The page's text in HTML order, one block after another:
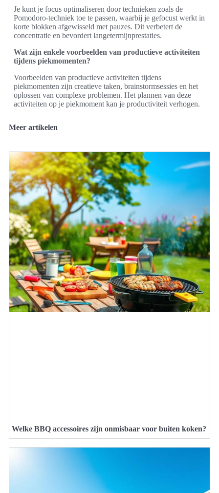
Je kunt je focus optimaliseren door technieken zoals de
Pomodoro-techniek toe te passen, waarbij je gefocust werkt in
korte blokken afgewisseld met pauzes. Dit verbetert de
concentratie en bevordert langetermijnprestaties.
Wat zijn enkele voorbeelden van productieve activiteiten
tijdens piekmomenten?
Voorbeelden van productieve activiteiten tijdens
piekmomenten zijn creatieve taken, brainstormsessies en het
oplossen van complexe problemen. Het plannen van deze
activiteiten op je piekmoment kan je productiviteit verhogen.
Meer artikelen
Welke BBQ accessoires zijn onmisbaar voor buiten koken?